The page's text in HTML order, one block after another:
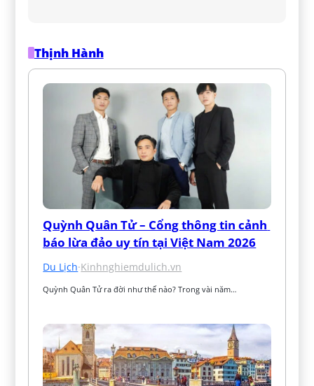
Thịnh Hành
Quỳnh Quân Tử – Cổng thông tin cảnh
báo lừa đảo uy tín tại Việt Nam 2026
Du Lịch·Kinhnghiemdulich.vn
Quỳnh Quân Tử ra đời như thế nào? Trong vài năm…